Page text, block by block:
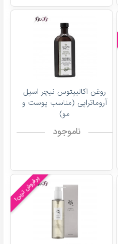
روغن اکالیپتوس نیچر اسپل
آروماتراپی (مناسب پوست و
مو)
ناموجود
پرفروش ترین!